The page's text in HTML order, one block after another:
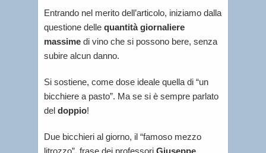
Entrando nel merito dell’articolo, iniziamo dalla
questione delle quantità giornaliere
massime di vino che si possono bere, senza
subire alcun danno.
Si sostiene, come dose ideale quella di “un
bicchiere a pasto”. Ma se si è sempre parlato
del doppio!
Due bicchieri al giorno, il “famoso mezzo
litrozzo”, frase dei professori Giuseppe